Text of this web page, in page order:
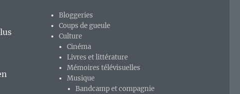
Bloggeries
Coups de gueule
Culture
Cinéma
Livres et littérature
Mémoires télévisuelles
Musique
Bandcamp et compagnie